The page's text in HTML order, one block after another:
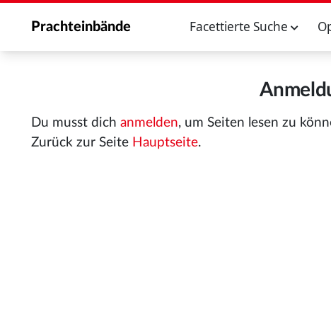
Prachteinbände Facettierte Suche
Du musst dich anmelden, um Seiten lesen zu
Zurück zur Seite Hauptseite.